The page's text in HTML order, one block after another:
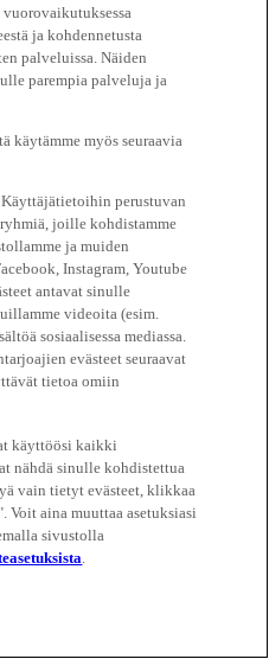
ja kohdennetusta
palveluissa. Näiden
parempia palveluja ja
käytämme myös seuraavia
Käyttäjätietoihin perustuvan
joille kohdistamme
ja muiden
Instagram, Youtube
antavat sinulle
videoita (esim.
sosiaalisessa mediassa.
evästeet seuraavat
tietoa omiin
käyttöösi kaikki
nähdä sinulle kohdistettua
vain tietyt evästeet, klikkaa
Voit aina muuttaa asetuksiasi
sivustolla